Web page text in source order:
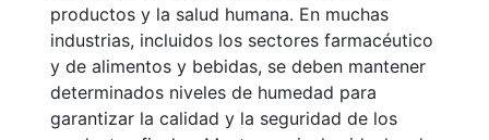
productos y la salud humana. En muchas
industrias, incluidos los sectores farmacéutico
y de alimentos y bebidas, se deben mantener
determinados niveles de humedad para
garantizar la calidad y la seguridad de los